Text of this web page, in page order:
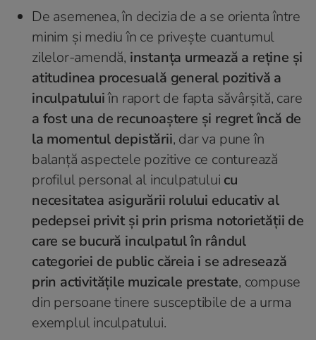
De asemenea, în decizia de a se orienta între
minim și mediu în ce privește cuantumul
zilelor-amendă, instanța urmează a reține și
atitudinea procesuală general pozitivă a
inculpatuluiîn raport de fapta săvârșită, care
a fost una de recunoaștere și regret încă de
la momentul depistării, dar va pune în
balanță aspectele pozitive ce conturează
profilul personal al inculpatului cu
necesitatea asigurării rolului educativ al
pedepsei privit și prin prisma notorietății de
care se bucură inculpatul în rândul
categoriei de public căreia i se adresează
prin activitățile muzicale prestate, compuse
din persoane tinere susceptibile de a urma
exemplul inculpatului.